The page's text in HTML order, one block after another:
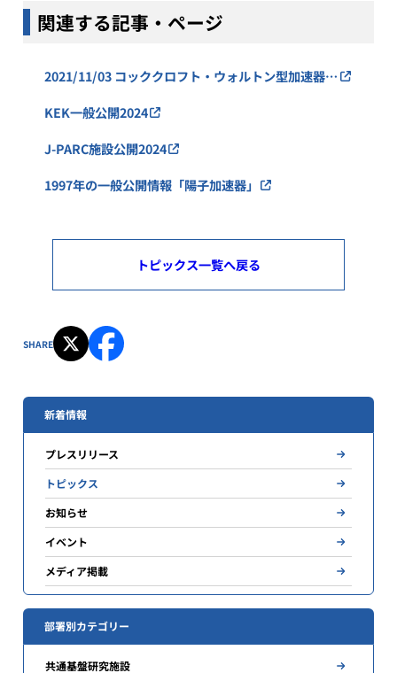
関連する記事・ページ
2021/11/03 コッククロフト・ウォルトン型加速器を
ェクト始動！
KEK一般公開2024
J-PARC施設公開2024
1997年の一般公開情報「陽子加速器」
トピックス一覧へ戻る
SHARE
新着情報
プレスリリース
トピックス
お知らせ
イベント
メディア掲載
部署別カテゴリー
共通基盤研究施設